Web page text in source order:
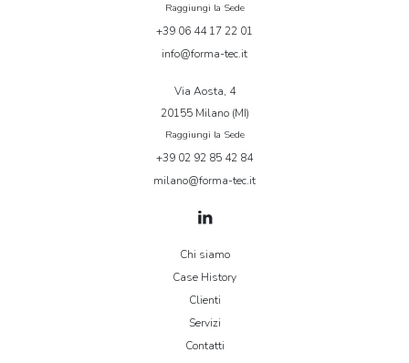
Raggiungi la Sede
+39 06 44 17 22 01
info@forma-tec.it
Via Aosta, 4
20155 Milano (MI)
Raggiungi la Sede
+39 02 92 85 42 84
milano@forma-tec.it
Chi siamo
Case History
Clienti
Servizi
Contatti